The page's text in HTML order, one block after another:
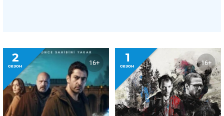
2
сезон 16+ 1
сезон 16+